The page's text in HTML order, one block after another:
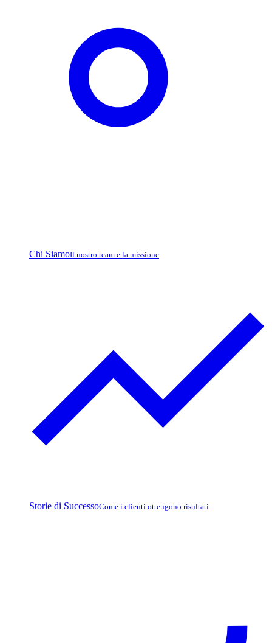
Chi SiamoIl nostro team e la missione
Storie di SuccessoCome i clienti ottengono risultati